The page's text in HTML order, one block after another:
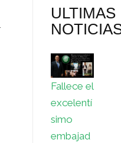
ULTIMAS
Fallece el
excelentí
simo
embajad